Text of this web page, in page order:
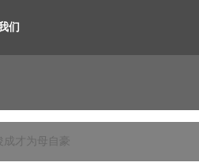
们
才为母自豪